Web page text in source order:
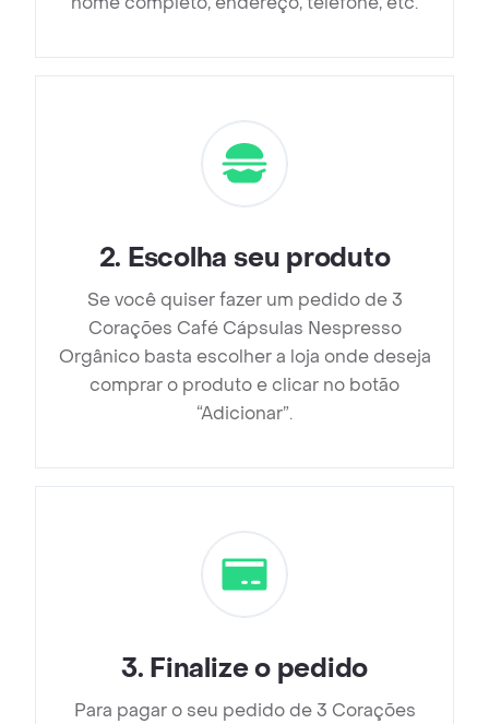
2. Escolha seu produto
Se você quiser fazer um pedido de 3
Corações Café Cápsulas Nespresso
Orgânico basta escolher a loja onde deseja
comprar o produto e clicar no botão
“Adicionar”.
3. Finalize o pedido
Para pagar o seu pedido de 3 Corações